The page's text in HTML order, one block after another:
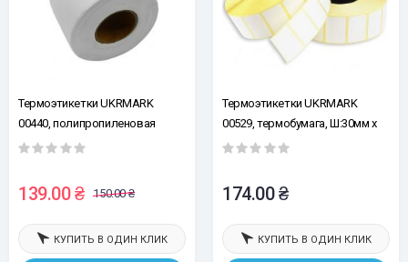
Термоэтикетки UKRMARK
00440, полипропиленовая
бумага, Ш:40мм х В:30мм,
139.00 ₴ 150.00 ₴
КУПИТЬ В ОДИН КЛИК
Термоэтикетки UKRMARK
00529, термобумага, Ш:30мм х
В:20мм, рул.300шт, белые
174.00 ₴
КУПИТЬ В ОДИН КЛИК